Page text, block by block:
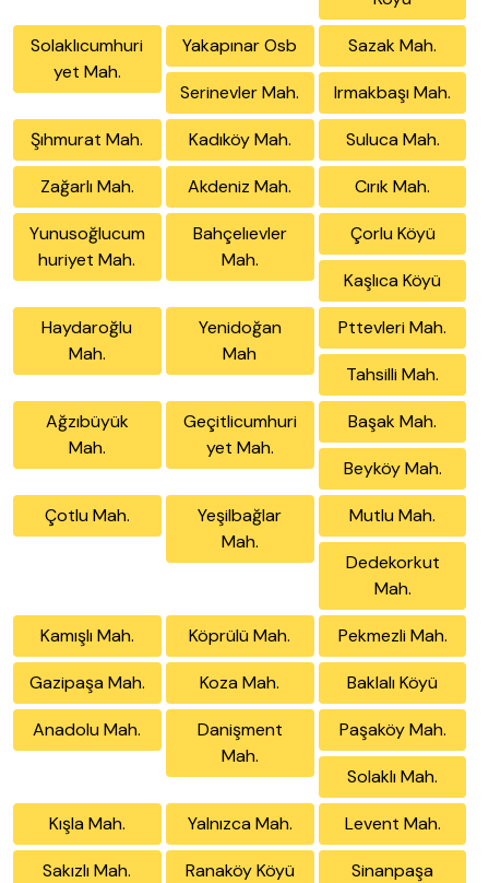
Solaklıcumhuri
yet Mah.
Yakapınar Osb Sazak Mah.
Serinevler Mah. Irmakbaşı Mah.
Şıhmurat Mah. Kadıköy Mah. Suluca Mah.
Zağarlı Mah. Akdeniz Mah. Cırık Mah.
Yunusoğlucum
huriyet Mah.
Bahçelıevler
Mah.
Çorlu Köyü
Kaşlıca Köyü
Haydaroğlu
Mah.
Yenidoğan
Mah
Pttevleri Mah.
Tahsilli Mah.
Ağzıbüyük
Mah.
Geçitlicumhuri
yet Mah.
Başak Mah.
Beyköy Mah.
Çotlu Mah.
Yeşilbağlar
Mah.
Mutlu Mah.
Dedekorkut
Mah.
Kamışlı Mah. Köprülü Mah. Pekmezli Mah.
Gazipaşa Mah. Koza Mah. Baklalı Köyü
Anadolu Mah.
Danişment
Mah.
Paşaköy Mah.
Solaklı Mah.
Kışla Mah. Yalnızca Mah. Levent Mah.
Sakızlı Mah. Ranaköy Köyü
Sinanpaşa